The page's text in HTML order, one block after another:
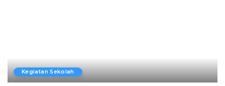
Kegiatan Sekolah